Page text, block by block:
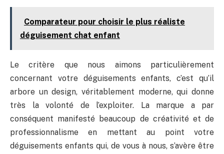
Comparateur pour choisir le plus réaliste
déguisement chat enfant
Le critère que nous aimons particulièrement
concernant votre déguisements enfants, c’est qu’il
arbore un design, véritablement moderne, qui donne
très la volonté de l’exploiter. La marque a par
conséquent manifesté beaucoup de créativité et de
professionnalisme en mettant au point votre
déguisements enfants qui, de vous à nous, s’avère être